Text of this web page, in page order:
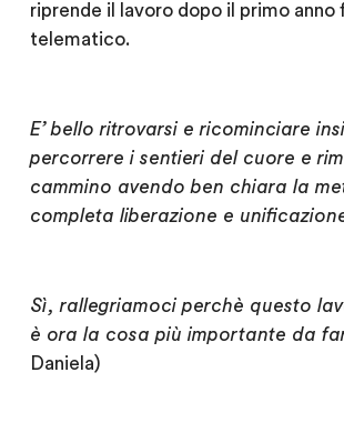
riprende il lavoro dopo il primo anno
telematico.
E’ bello ritrovarsi e ricominciare
percorrere i sentieri del cuore e
cammino avendo ben chiara la
completa liberazione e
Sì, rallegriamoci perchè questo
è ora la cosa più importante da
Daniela)